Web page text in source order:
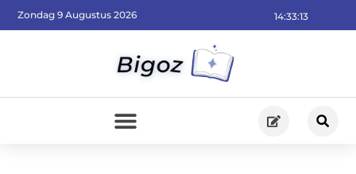
14:33:15
Zondag 9 Augustus 2026